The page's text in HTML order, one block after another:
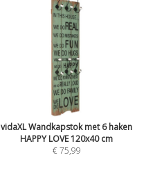
vidaXL Wandkapstok met 6 haken
HAPPY LOVE 120x40 cm
€ 75,99